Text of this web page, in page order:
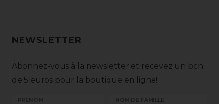
NEWSLETTER
Abonnez-vous à la newsletter et recevez un bon
de 5 euros pour la boutique en ligne!
PRÉNOM NOM DE FAMILLE